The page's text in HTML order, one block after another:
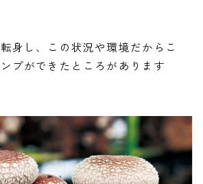
身し、この状況や環境だからこ
プができたところがあります